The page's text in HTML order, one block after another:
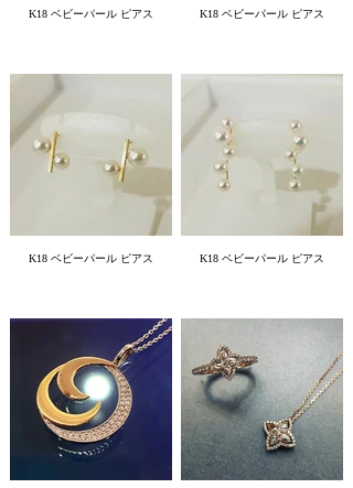
K18 ベビーパール ピアス K18 ベビーパール ピアス
K18 ベビーパール ピアス K18 ベビーパール ピアス